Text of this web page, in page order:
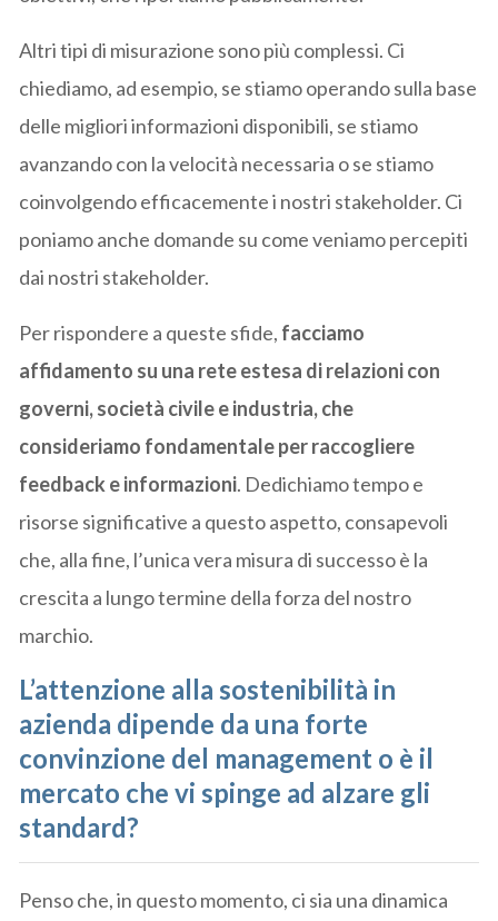
Altri tipi di misurazione sono più complessi. Ci
chiediamo, ad esempio, se stiamo operando sulla base
delle migliori informazioni disponibili, se stiamo
avanzando con la velocità necessaria o se stiamo
coinvolgendo efficacemente i nostri stakeholder. Ci
poniamo anche domande su come veniamo percepiti
dai nostri stakeholder.
Per rispondere a queste sfide, facciamo
affidamento su una rete estesa di relazioni con
governi, società civile e industria, che
consideriamo fondamentale per raccogliere
feedback e informazioni. Dedichiamo tempo e
risorse significative a questo aspetto, consapevoli
che, alla fine, l’unica vera misura di successo è la
crescita a lungo termine della forza del nostro
marchio.
L’attenzione alla sostenibilità in
azienda dipende da una forte
convinzione del management o è il
mercato che vi spinge ad alzare gli
standard?
Penso che, in questo momento, ci sia una dinamica